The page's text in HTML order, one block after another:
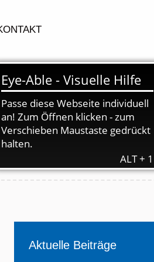
/
Aktuelle Beiträge